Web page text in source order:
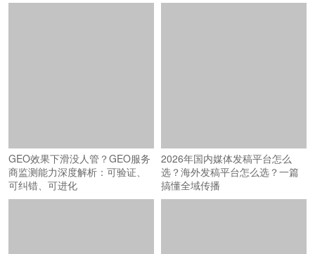
GEO效果下滑没人管？GEO服务
商监测能力深度解析：可验证、
可纠错、可进化
2026年国内媒体发稿平台怎么
选？海外发稿平台怎么选？一篇
搞懂全域传播